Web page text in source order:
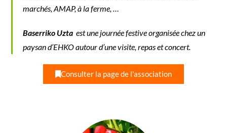
marchés, AMAP, à la ferme, …
Baserriko Uzta est une journée festive organisée chez un
paysan d’EHKO autour d’une visite, repas et concert.
Consulter la page de l'association